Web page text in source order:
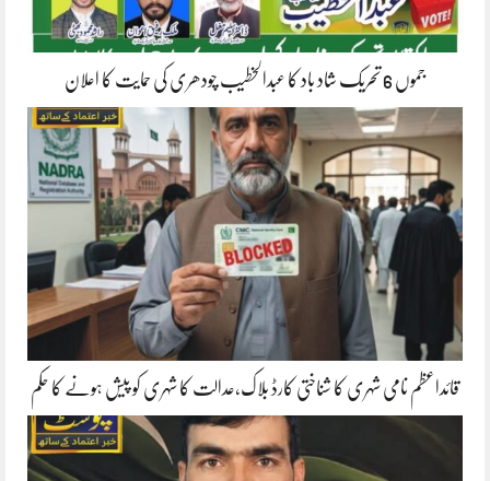
جموں 6 تحریک شاد باد کا عبدالخطیب چودھری کی حمایت کا اعلان
قائداعظم نامی شہری کا شناختی کارڈ بلاک،عدالت کا شہری کو پیش ہونے کا حکم